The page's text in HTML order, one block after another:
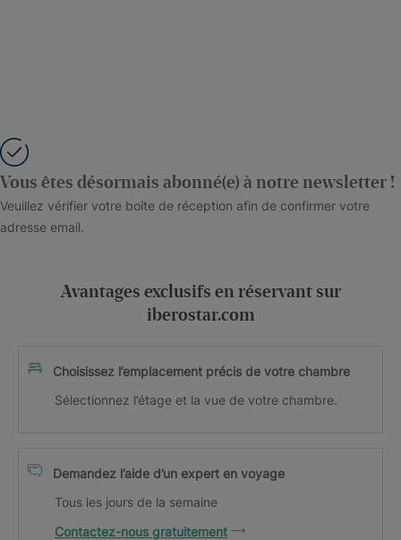
Vous êtes désormais abonné(e) à notre newsletter !
Veuillez vérifier votre boîte de réception afin de confirmer votre
adresse email.
Avantages exclusifs en réservant sur
iberostar.com
Choisissez l’emplacement précis de votre chambre
Sélectionnez l’étage et la vue de votre chambre.
Demandez l’aide d’un expert en voyage
Tous les jours de la semaine
Contactez-nous gratuitement